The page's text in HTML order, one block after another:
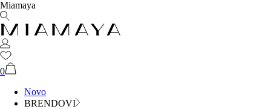
Miamaya
0
Novo
BRENDOVI